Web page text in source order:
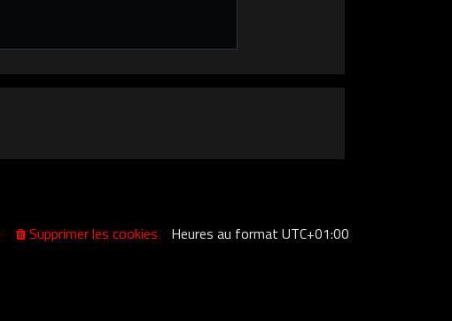
Heures au formatUTC+01:00
Supprimer les cookies